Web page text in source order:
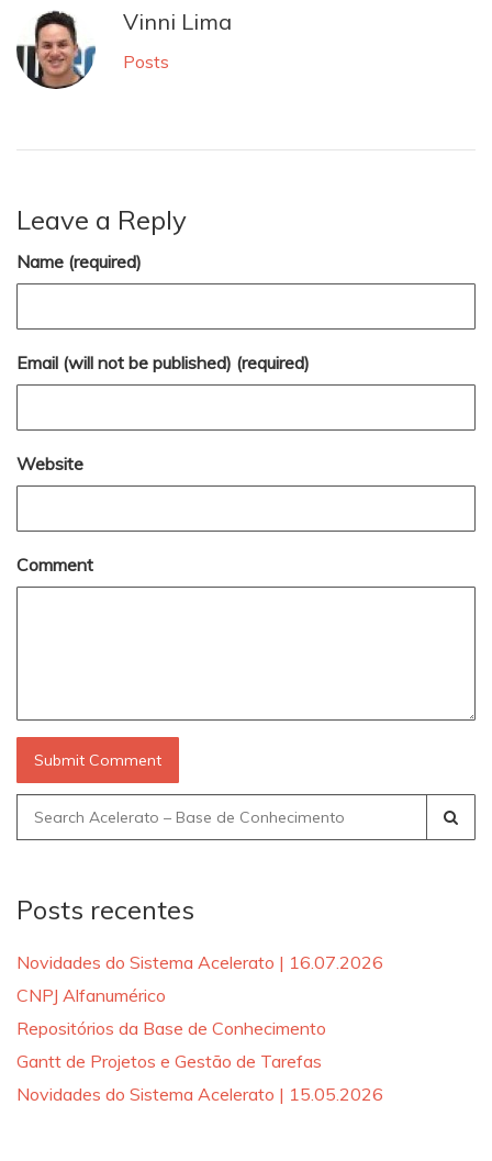
Vinni Lima
Posts
Leave a Reply
Name (required)
Email (will not be published) (required)
Website
Comment
Search
for:
Posts recentes
Novidades do Sistema Acelerato | 16.07.2026
CNPJ Alfanumérico
Repositórios da Base de Conhecimento
Gantt de Projetos e Gestão de Tarefas
Novidades do Sistema Acelerato | 15.05.2026